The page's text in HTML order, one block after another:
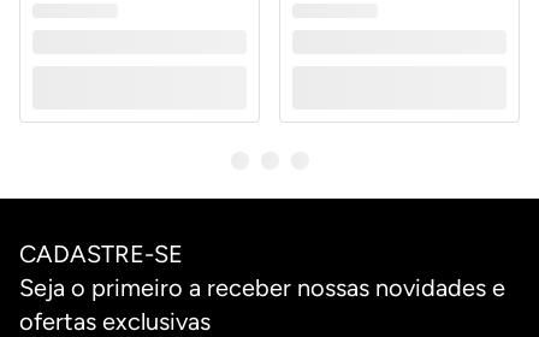
CADASTRE-SE
Seja o primeiro a receber nossas novidades e
ofertas exclusivas